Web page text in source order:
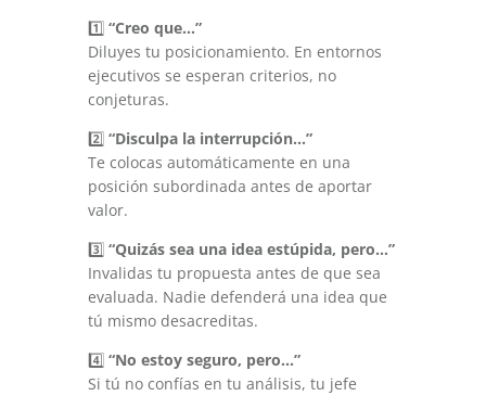
1️⃣ “Creo que…”
Diluyes tu posicionamiento. En entornos
ejecutivos se esperan criterios, no
conjeturas.
2️⃣ “Disculpa la interrupción…”
Te colocas automáticamente en una
posición subordinada antes de aportar
valor.
3️⃣ “Quizás sea una idea estúpida, pero…”
Invalidas tu propuesta antes de que sea
evaluada. Nadie defenderá una idea que
tú mismo desacreditas.
4️⃣ “No estoy seguro, pero…”
Si tú no confías en tu análisis, tu jefe